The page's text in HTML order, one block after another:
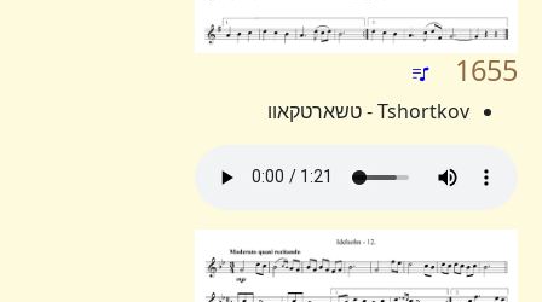
1655
Tshortkov - טשארטקאוו